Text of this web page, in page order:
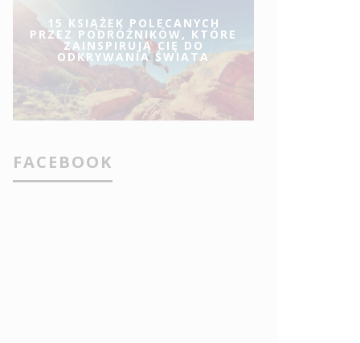
15 KSIĄŻEK POLECANYCH
PRZEZ PODRÓŻNIKÓW, KTÓRE
ZAINSPIRUJĄ CIĘ DO
ODKRYWANIA ŚWIATA
FACEBOOK